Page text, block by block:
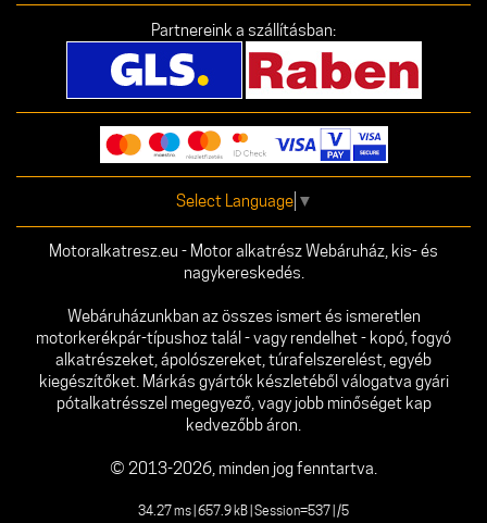
Partnereink a szállításban:
Select Language ▼
Motoralkatresz.eu - Motor alkatrész Webáruház, kis- és
nagykereskedés.
Webáruházunkban az összes ismert és ismeretlen
motorkerékpár-típushoz talál - vagy rendelhet - kopó, fogyó
alkatrészeket, ápolószereket, túrafelszerelést, egyéb
kiegészítőket. Márkás gyártók készletéből válogatva gyári
pótalkatrésszel megegyező, vagy jobb minőséget kap
kedvezőbb áron.
© 2013-2026, minden jog fenntartva.
34.27 ms | 657.9 kB | Session=537 | /5